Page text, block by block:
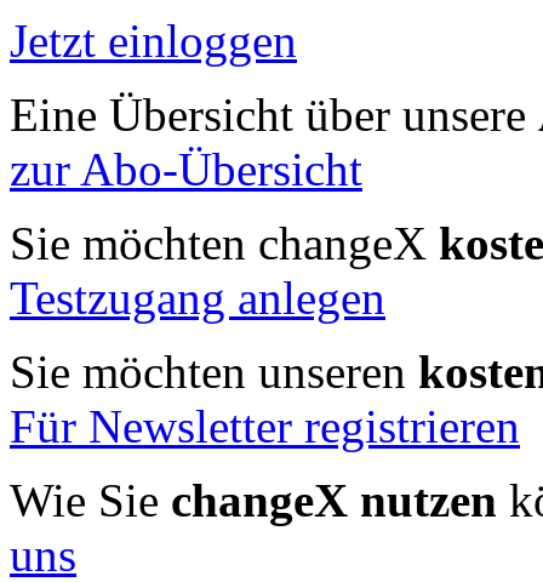
Jetzt einloggen
Eine Übersicht über unsere
zur Abo-Übersicht
Sie möchten changeX
Testzugang anlegen
Sie möchten unseren
Für Newsletter registrieren
Wie Sie changeX nutzen
uns